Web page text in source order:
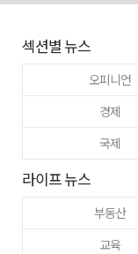
섹션별 뉴스
오피니언
경제
국제
라이프 뉴스
부동산
교육